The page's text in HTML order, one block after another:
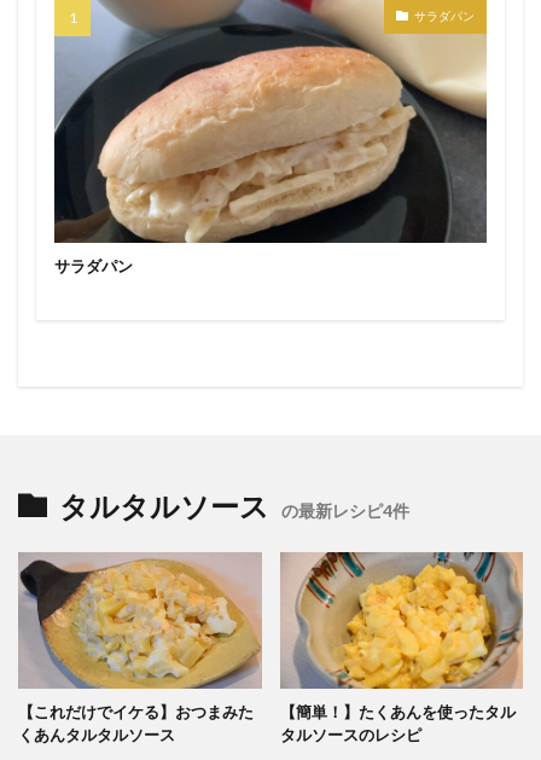
サラダパン
サラダパン
タルタルソース の最新レシピ4件
【これだけでイケる】おつまみた
くあんタルタルソース
【簡単！】たくあんを使ったタル
タルソースのレシピ